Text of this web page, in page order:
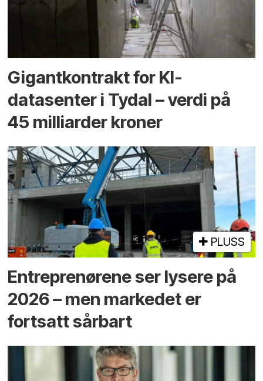
Gigantkontrakt for KI-
datasenter i Tydal – verdi på
45 milliarder kroner
PLUSS
Entreprenørene ser lysere på
2026 – men markedet er
fortsatt sårbart